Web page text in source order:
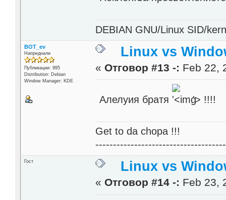
DEBIAN GNU/Linux SID/
BOT_ev
Напреднали
Публикации: 995
Distribution: Debian
Window Manager: KDE
Linux vs
« Отговор #13 -: Feb 22,
Алелуия братя '> !!!!
Get to da chopa !!!
Гост Linux vs
« Отговор #14 -: Feb 23,